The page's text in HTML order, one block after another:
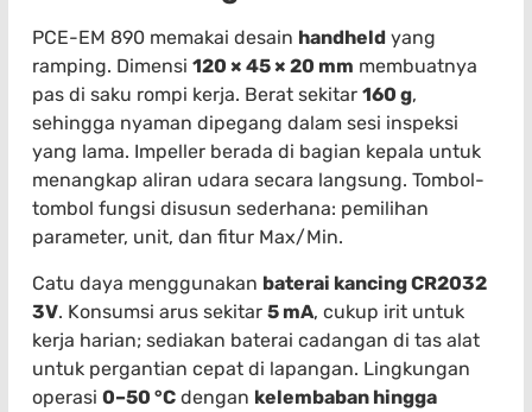
PCE-EM 890 memakai desain handheld yang
ramping. Dimensi 120 × 45 × 20 mm membuatnya
pas di saku rompi kerja. Berat sekitar 160 g,
sehingga nyaman dipegang dalam sesi inspeksi
yang lama. Impeller berada di bagian kepala untuk
menangkap aliran udara secara langsung. Tombol-
tombol fungsi disusun sederhana: pemilihan
parameter, unit, dan fitur Max/Min.
Catu daya menggunakan baterai kancing CR2032
3V. Konsumsi arus sekitar 5 mA, cukup irit untuk
kerja harian; sediakan baterai cadangan di tas alat
untuk pergantian cepat di lapangan. Lingkungan
operasi 0–50 °C dengan kelembaban hingga